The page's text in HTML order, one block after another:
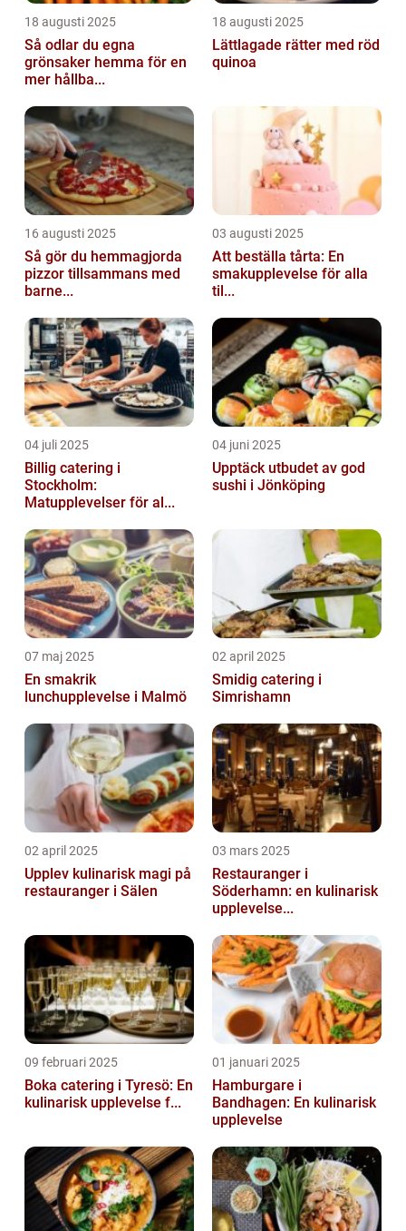
18 augusti 2025
Så odlar du egna
grönsaker hemma för en
mer hållba...
18 augusti 2025
Lättlagade rätter med röd
quinoa
16 augusti 2025
Så gör du hemmagjorda
pizzor tillsammans med
barne...
03 augusti 2025
Att beställa tårta: En
smakupplevelse för alla
til...
04 juli 2025
Billig catering i
Stockholm:
Matupplevelser för al...
04 juni 2025
Upptäck utbudet av god
sushi i Jönköping
07 maj 2025
En smakrik
lunchupplevelse i Malmö
02 april 2025
Smidig catering i
Simrishamn
02 april 2025
Upplev kulinarisk magi på
restauranger i Sälen
03 mars 2025
Restauranger i
Söderhamn: en kulinarisk
upplevelse...
09 februari 2025
Boka catering i Tyresö: En
kulinarisk upplevelse f...
01 januari 2025
Hamburgare i
Bandhagen: En kulinarisk
upplevelse